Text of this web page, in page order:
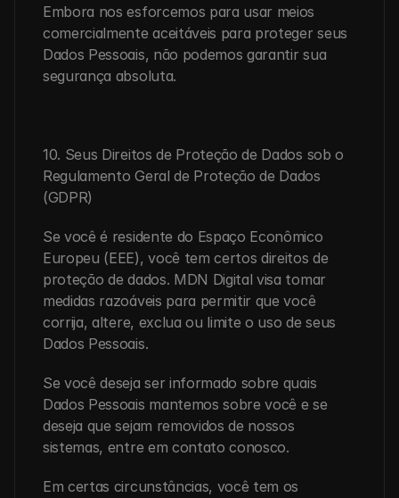
Embora nos esforcemos para usar meios
comercialmente aceitáveis para proteger seus
Dados Pessoais, não podemos garantir sua
segurança absoluta.
10. Seus Direitos de Proteção de Dados sob o
Regulamento Geral de Proteção de Dados
(GDPR)
Se você é residente do Espaço Econômico
Europeu (EEE), você tem certos direitos de
proteção de dados. MDN Digital visa tomar
medidas razoáveis para permitir que você
corrija, altere, exclua ou limite o uso de seus
Dados Pessoais.
Se você deseja ser informado sobre quais
Dados Pessoais mantemos sobre você e se
deseja que sejam removidos de nossos
sistemas, entre em contato conosco.
Em certas circunstâncias, você tem os